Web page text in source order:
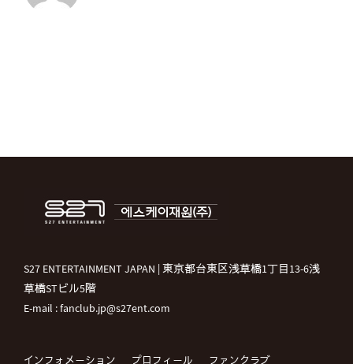
S27 ENTERTAINMENT JAPAN | 東京都台東区浅草橋1丁目13-6浅
草橋STビル5階
E-mail : fanclub.jp@s27ent.com
インフォメーション プロフィール ファンクラブ